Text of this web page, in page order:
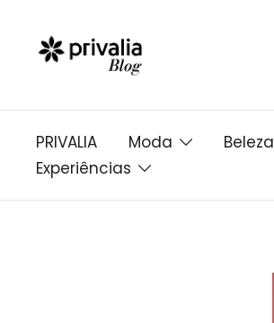
conteúdo
PRIVALIA Moda Beleza
Experiências